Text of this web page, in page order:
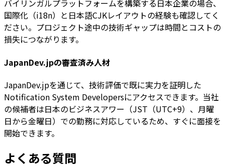
バイリンガルプラットフォームを構築する日本企業の場合、
国際化（i18n）と日本語CJKレイアウトの経験も確認してく
ださい。プロジェクト途中の技術ギャップは時間とコストの
損失につながります。
JapanDev.jpの審査済み人材
JapanDev.jpを通じて、技術評価で既に実力を証明した
Notification System Developersにアクセスできます。当社
の候補者は日本のビジネスアワー（JST（UTC+9）、月曜
日から金曜日）での勤務に対応しているため、すぐに面接を
開始できます。
よくある質問